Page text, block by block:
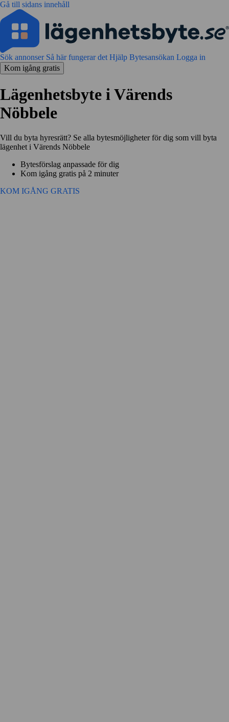
Gå till sidans innehåll
Sök annonser Så här fungerar det Hjälp Bytesansökan Logga in
Kom igång gratis
Lägenhetsbyte i Värends
Nöbbele
Vill du byta hyresrätt? Se alla bytesmöjligheter för dig som vill byta
lägenhet i Värends Nöbbele
Bytesförslag anpassade för dig
Kom igång gratis på 2 minuter
KOM IGÅNG GRATIS